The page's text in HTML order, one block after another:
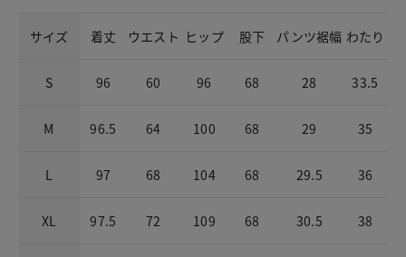
サイズ 着丈 ウエスト ヒップ 股下 パンツ裾幅 わたり
S 96 60 96 68 28 33.5
M 96.5 64 100 68 29 35
L 97 68 104 68 29.5 36
XL 97.5 72 109 68 30.5 38